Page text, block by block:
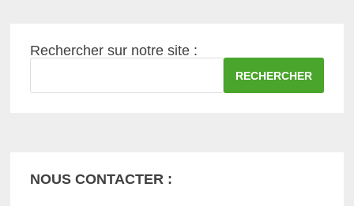
Rechercher sur notre site :
RECHERCHER
NOUS CONTACTER :